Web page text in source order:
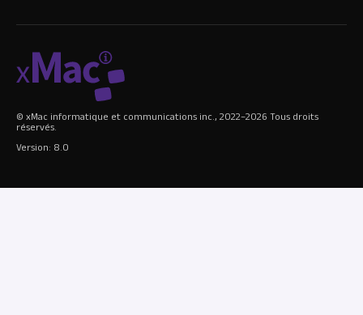
© xMac informatique et communications inc., 2022–2026 Tous droits
réservés.
Version: 8.0